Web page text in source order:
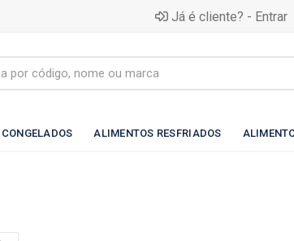
Já é cliente? - Entrar
ALIMENTOS RESFRIADOS